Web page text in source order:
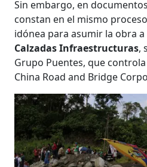
Sin embargo, en
constan en el mismo
idónea para asumir la obra
Calzadas Infraestructuras,
Grupo Puentes, que
China Road and Bridge